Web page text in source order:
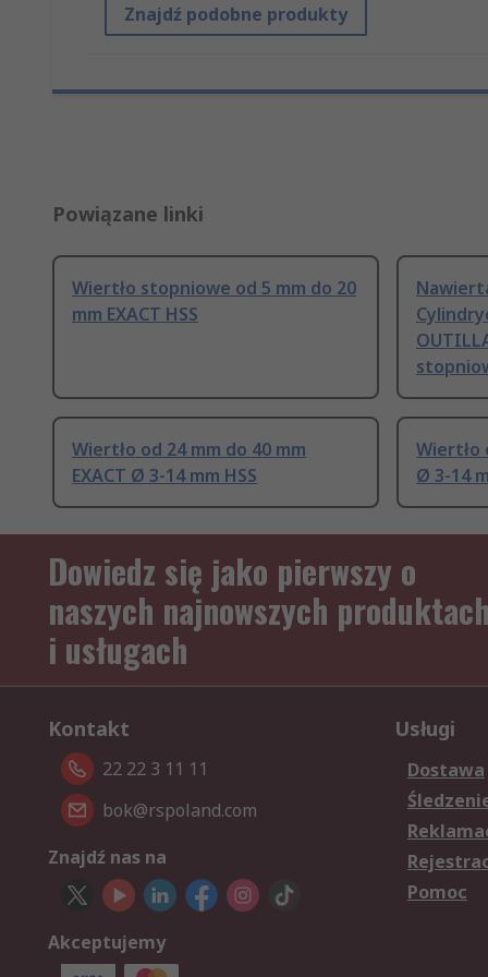
Znajdź podobne produkty
Powiązane linki
Wiertło stopniowe od 5 mm do 20
mm EXACT HSS
Wiertło od 24 mm do 40 mm
EXACT Ø 3-14 mm HSS
Wiertło
Ø 3-14
Dowiedz się jako pierwszy o
naszych najnowszych produktach
i usługach
Kontakt
22 22 3 11 11
bok@rspoland.com
Znajdź nas na
Akceptujemy
Usługi
Dostawa
Pomoc